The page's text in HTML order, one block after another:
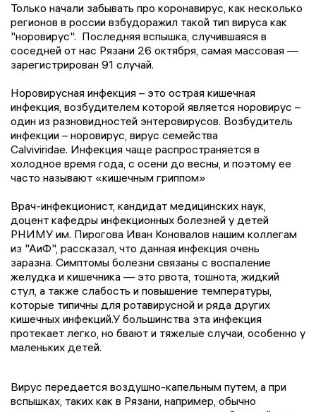
Только начали забывать про коронавирус, как несколько
регионов в россии взбудоражил такой тип вируса как
"норовирус". Последняя вспышка, случившаяся в
соседней от нас Рязани 26 октября, самая массовая —
зарегистрирован 91 случай.
Норовирусная инфекция – это острая кишечная
инфекция, возбудителем которой является норовирус –
один из разновидностей энтеровирусов. Возбудитель
инфекции – норовирус, вирус семейства
Calviviridae. Инфекция чаще распространяется в
холодное время года, с осени до весны, и поэтому ее
часто называют «кишечным гриппом»
Врач-инфекционист, кандидат медицинских наук,
доцент кафедры инфекционных болезней у детей
РНИМУ им. Пирогова Иван Коновалов нашим коллегам
из "АиФ", рассказал, что данная инфекция очень
заразна. Симптомы болезни связаны с воспаление
желудка и кишечника — это рвота, тошнота, жидкий
стул, а также слабость и повышение температуры,
которые типичны для ротавирусной и ряда других
кишечных инфекций.У большинства эта инфекция
протекает легко, но бвают и тяжелые случаи, особенно у
маленьких детей.
Вирус передается воздушно-капельным путем, а при
вспышках, таких как в Рязани, например, обычно